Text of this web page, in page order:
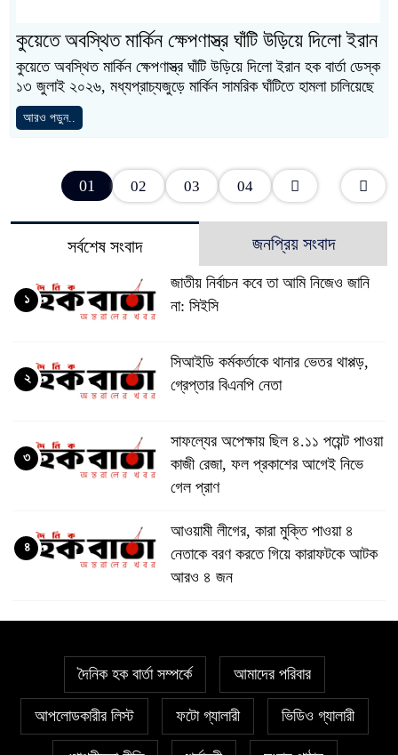
কুয়েতে অবস্থিত মার্কিন ক্ষেপণাস্ত্র ঘাঁটি উড়িয়ে দিলো ইরান
কুয়েতে অবস্থিত মার্কিন ক্ষেপণাস্ত্র ঘাঁটি উড়িয়ে দিলো ইরান হক বার্তা ডেস্ক
১৩ জুলাই ২০২৬, মধ্যপ্রাচ্যজুড়ে মার্কিন সামরিক ঘাঁটিতে হামলা চালিয়েছে
আরও পড়ুন..
01 02 03 04
সর্বশেষ সংবাদ জনপ্রিয় সংবাদ
জাতীয় নির্বাচন কবে তা আমি নিজেও জানি
না: সিইসি
১
সিআইডি কর্মকর্তাকে থানার ভেতর থাপ্পড়,
গ্রেপ্তার বিএনপি নেতা
২
সাফল্যের অপেক্ষায় ছিল ৪.১১ পয়েন্ট পাওয়া
কাজী রেজা, ফল প্রকাশের আগেই নিভে
গেল প্রাণ
৩
আওয়ামী লীগের, কারা মুক্তি পাওয়া ৪
নেতাকে বরণ করতে গিয়ে কারাফটকে আটক
আরও ৪ জন
৪
“১০ লাখ টাকার ফার্নিচার, উঠছে নয়ছয়ের
সুনামগঞ্জে ট্রাভেলস ব্যবসায়ীর ঝুলন্ত
মরদেহ উদ্ধার:
দৈনিক হক বার্তা সম্পর্কে আমাদের পরিবার
আপলোডকারীর লিস্ট ফটো গ্যালারী ভিডিও গ্যালারী